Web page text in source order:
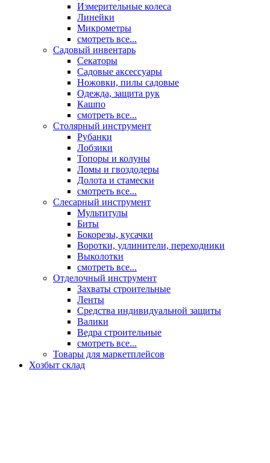
Измерительные колеса
Линейки
Микрометры
смотреть все...
Садовый инвентарь
Секаторы
Садовые аксессуары
Ножовки, пилы садовые
Одежда, защита рук
Кашпо
смотреть все...
Столярный инструмент
Рубанки
Лобзики
Топоры и колуны
Ломы и гвоздодеры
Долота и стамески
смотреть все...
Слесарный инструмент
Мультитулы
Биты
Бокорезы, кусачки
Воротки, удлинители, переходники
Выколотки
смотреть все...
Отделочный инструмент
Захваты строительные
Ленты
Средства индивидуальной защиты
Валики
Ведра строительные
смотреть все...
Товары для маркетплейсов
Хозбыт склад